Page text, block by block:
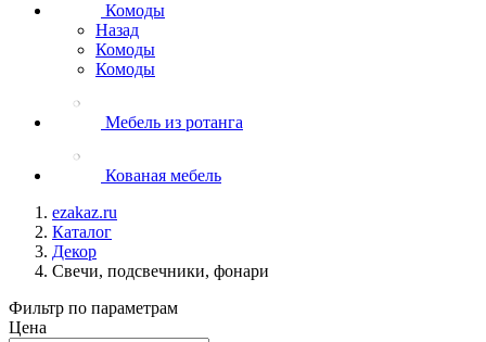
Комоды
Назад
Комоды
Комоды
Мебель из ротанга
Кованая мебель
ezakaz.ru
Каталог
Декор
Свечи, подсвечники, фонари
Фильтр по параметрам
Цена